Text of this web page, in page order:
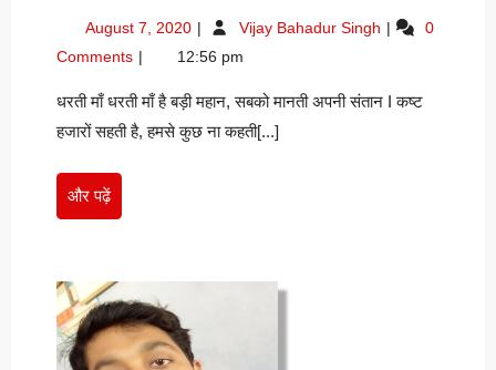
सूर्य
प्रकाश
August 7, 2020 August
2020
Vijay Bahadur Singh धरती
0
Comments
12:56 pm
धरती माँ धरती माँ है बड़ी महान, सबको मानती अपनी संतान I कष्ट
हजारों सहती है, हमसे कुछ ना कहती[...]
और पढ़ेंऔर
पढ़ें